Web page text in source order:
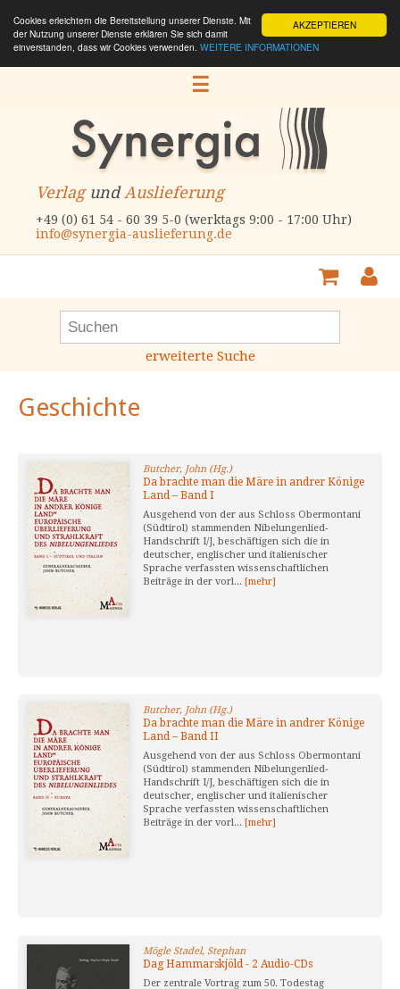
AKZEPTIEREN
Cookies erleichtern die Bereitstellung unserer Dienste. Mit
der Nutzung unserer Dienste erklären Sie sich damit
einverstanden, dass wir Cookies verwenden. WEITERE INFORMATIONEN
☰
VerlagundAuslieferung
+49 (0) 61 54 - 60 39 5-0 (werktags 9:00 - 17:00 Uhr)
info@synergia-auslieferung.de
erweiterte Suche
Geschichte
Butcher, John (Hg.)
Da brachte man die Märe in andrer Könige
Land – Band I
Ausgehend von der aus Schloss Obermontani
(Südtirol) stammenden Nibelungenlied-
Handschrift I/J, beschäftigen sich die in
deutscher, englischer und italienischer
Sprache verfassten wissenschaftlichen
Beiträge in der vorl... [mehr]
Butcher, John (Hg.)
Da brachte man die Märe in andrer Könige
Land – Band II
Ausgehend von der aus Schloss Obermontani
(Südtirol) stammenden Nibelungenlied-
Handschrift I/J, beschäftigen sich die in
deutscher, englischer und italienischer
Sprache verfassten wissenschaftlichen
Beiträge in der vorl... [mehr]
Mögle Stadel, Stephan
Dag Hammarskjöld - 2 Audio-CDs
Der zentrale Vortrag zum 50. Todestag